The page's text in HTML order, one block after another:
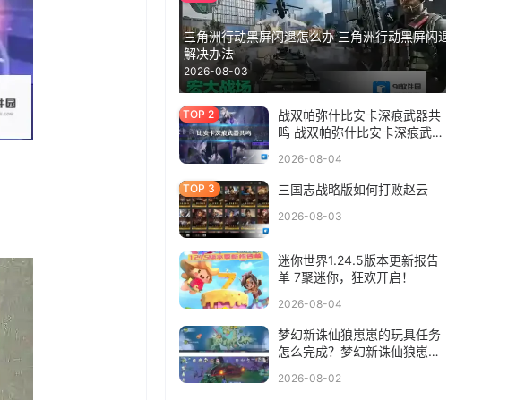
三角洲行动黑屏闪退怎么办 三角洲行动黑屏闪退
解决办法
2026-08-03
战双帕弥什比安卡深痕武器共
鸣 战双帕弥什比安卡深痕武器
2026-08-04
三国志战略版如何打败赵云
2026-08-03
迷你世界1.24.5版本更新报告
单 7聚迷你，狂欢开启！
2026-08-04
梦幻新诛仙狼崽崽的玩具任务
怎么完成？梦幻新诛仙狼崽崽
2026-08-02